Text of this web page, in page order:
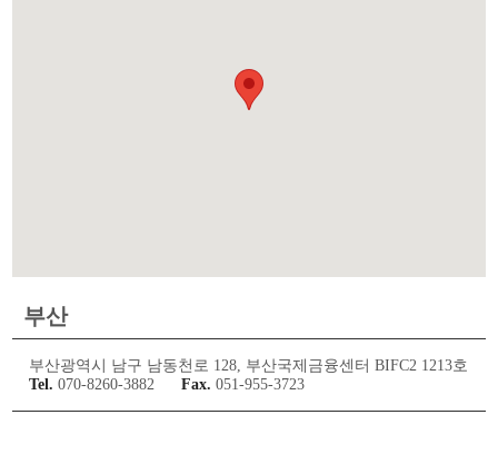
부산
부산광역시 남구 남동천로 128, 부산국제금융센터 BIFC2 1213호
Tel. 070-8260-3882 Fax. 051-955-3723